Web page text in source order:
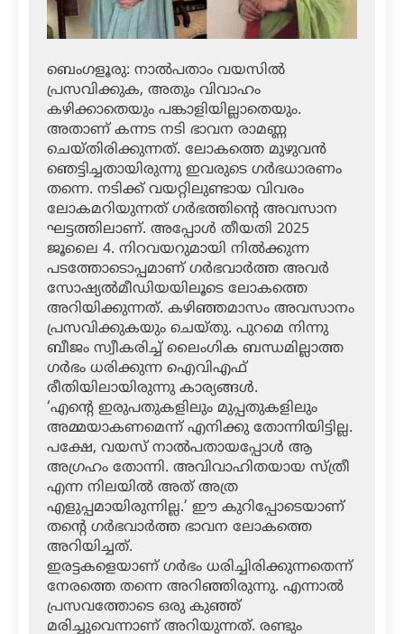
ബെംഗളൂരു: നാല്‍പതാം വയസില്‍
പ്രസവിക്കുക, അതും വിവാഹം
കഴിക്കാതെയും പങ്കാളിയില്ലാതെയും.
അതാണ് കന്നട നടി ഭാവന രാമണ്ണ
ചെയ്തിരിക്കുന്നത്. ലോകത്തെ മുഴുവന്‍
ഞെട്ടിച്ചതായിരുന്നു ഇവരുടെ ഗര്‍ഭധാരണം
തന്നെ. നടിക്ക് വയറ്റിലുണ്ടായ വിവരം
ലോകമറിയുന്നത് ഗര്‍ഭത്തിന്റെ അവസാന
ഘട്ടത്തിലാണ്. അപ്പോള്‍ തീയതി 2025
ജൂലൈ 4. നിറവയറുമായി നില്‍ക്കുന്ന
പടത്തോടൊപ്പമാണ് ഗര്‍ഭവാര്‍ത്ത അവര്‍
സോഷ്യല്‍മീഡിയയിലൂടെ ലോകത്തെ
അറിയിക്കുന്നത്. കഴിഞ്ഞമാസം അവസാനം
പ്രസവിക്കുകയും ചെയ്തു. പുറമെ നിന്നു
ബീജം സ്വീകരിച്ച് ലൈംഗിക ബന്ധമില്ലാത്ത
ഗര്‍ഭം ധരിക്കുന്ന ഐവിഎഫ്
രീതിയിലായിരുന്നു കാര്യങ്ങള്‍.
‘എന്റെ ഇരുപതുകളിലും മുപ്പതുകളിലും
അമ്മയാകണമെന്ന് എനിക്കു തോന്നിയിട്ടില്ല.
പക്ഷേ, വയസ് നാല്‍പതായപ്പോള്‍ ആ
അഗ്രഹം തോന്നി. അവിവാഹിതയായ സ്ത്രീ
എന്ന നിലയില്‍ അത് അത്ര
എളുപ്പമായിരുന്നില്ല.’ ഈ കുറിപ്പോടെയാണ്
തന്റെ ഗര്‍ഭവാര്‍ത്ത ഭാവന ലോകത്തെ
അറിയിച്ചത്.
ഇരട്ടകളെയാണ് ഗര്‍ഭം ധരിച്ചിരിക്കുന്നതെന്ന്
നേരത്തെ തന്നെ അറിഞ്ഞിരുന്നു. എന്നാല്‍
പ്രസവത്തോടെ ഒരു കുഞ്ഞ്
മരിച്ചുവെന്നാണ് അറിയുന്നത്. രണ്ടും